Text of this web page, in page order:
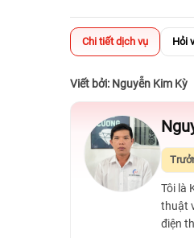
Chi tiết dịch vụ Hỏi
Viết bởi: Nguyễn Kim Kỳ
Tôi là
thuật
điện